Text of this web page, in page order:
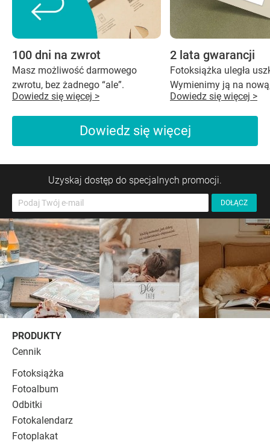
100 dni na zwrot
Masz możliwość darmowego
zwrotu, bez żadnego “ale”.
Dowiedz się więcej >
2 lata gwarancji
Fotoksiążka uległa
Wymienimy ją na
Dowiedz się więcej >
Dowiedz się więcej
Uzyskaj dostęp do specjalnych promocji.
PRODUKTY
Cennik
Fotoksiążka
Fotoalbum
Odbitki
Fotokalendarz
Fotoplakat